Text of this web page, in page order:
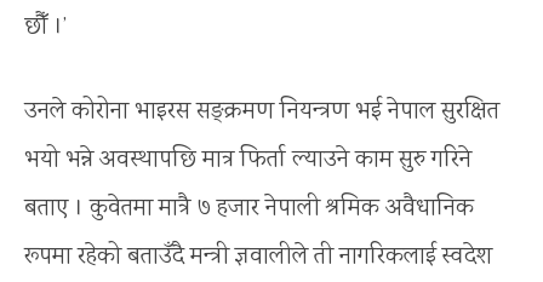
छौँ ।’
उनले कोरोना भाइरस सङ्क्रमण नियन्त्रण भई नेपाल सुरक्षित
भयो भन्ने अवस्थापछि मात्र फिर्ता ल्याउने काम सुरु गरिने
बताए । कुवेतमा मात्रै ७ हजार नेपाली श्रमिक अवैधानिक
रूपमा रहेको बताउँदै मन्त्री ज्ञवालीले ती नागरिकलाई स्वदेश